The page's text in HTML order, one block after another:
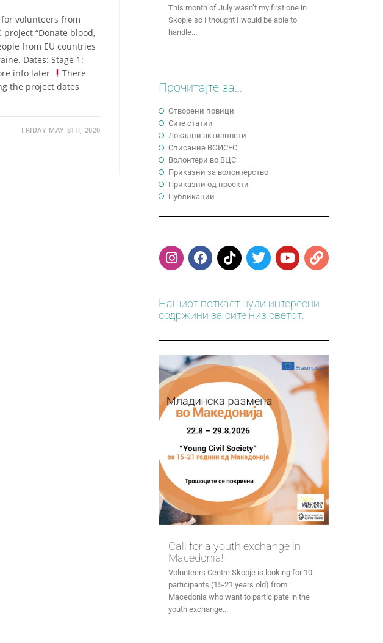
volunteers from
“Donate blood,
from EU countries
Dates: Stage 1:
info later
There
the project dates
FRIDAY MAY 8TH, 2020
This month of July wasn’t my first one in
Skopje so I thought I would be able to
handle...
Прочитајте за...
Отворени повици
Сите статии
Локални активности
Cписание ВОИСЕС
Волонтери во ВЦС
Приказни за волонтерство
Приказни од проекти
Публикации
Нашиот поткаст нуди интересни
содржини за сите низ светот.
Call for a youth exchange in
Macedonia!
Volunteers Centre Skopje is looking for 10
participants (15-21 years old) from
Macedonia who want to participate in the
youth exchange...